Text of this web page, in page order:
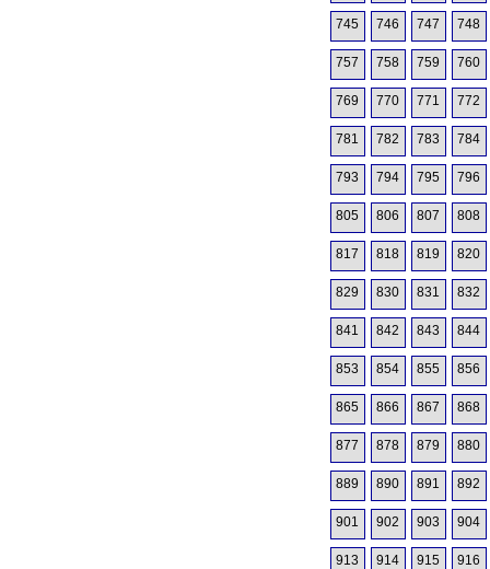
745 746 747 748
757 758 759 760
769 770 771 772
781 782 783 784
793 794 795 796
805 806 807 808
817 818 819 820
829 830 831 832
841 842 843 844
853 854 855 856
865 866 867 868
877 878 879 880
889 890 891 892
901 902 903 904
913 914 915 916